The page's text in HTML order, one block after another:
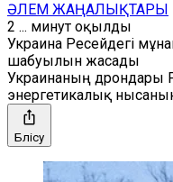
ӘЛЕМ ЖАҢАЛЫҚТАРЫ
2 ... минут оқылды
Украина Ресейдегі
шабуылын жасады
Украинаның дрондары
энергетикалық
Бөлісу